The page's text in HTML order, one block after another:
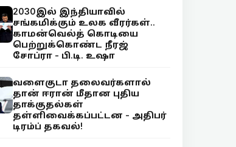
2030இல் இந்தியாவில்
சங்கமிக்கும் உலக வீரர்கள்..
காமன்வெல்த் கொடியை
பெற்றுக்கொண்ட நீரஜ்
சோப்ரா - பி.டி. உஷா
வளைகுடா தலைவர்களால்
தான் ஈரான் மீதான புதிய
தாக்குதல்கள்
தள்ளிவைக்கப்பட்டன - அதிபர்
டிரம்ப் தகவல்!